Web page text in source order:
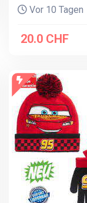
Vor 10 Tagen
20.0 CHF